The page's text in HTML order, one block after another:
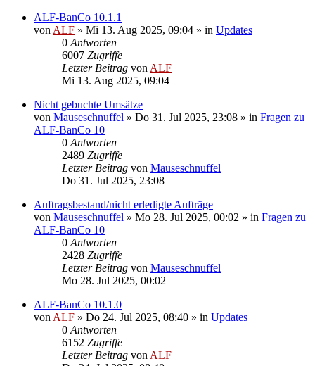
ALF-BanCo 10.1.1
von ALF » Mi 13. Aug 2025, 09:04 » in Updates
0 Antworten
6007 Zugriffe
Letzter Beitrag von ALF
Mi 13. Aug 2025, 09:04
Nicht gebuchte Umsätze
von Mauseschnuffel » Do 31. Jul 2025, 23:08 » in Fragen zu
ALF-BanCo 10
0 Antworten
2489 Zugriffe
Letzter Beitrag von Mauseschnuffel
Do 31. Jul 2025, 23:08
Auftragsbestand/nicht erledigte Aufträge
von Mauseschnuffel » Mo 28. Jul 2025, 00:02 » in Fragen zu
ALF-BanCo 10
0 Antworten
2428 Zugriffe
Letzter Beitrag von Mauseschnuffel
Mo 28. Jul 2025, 00:02
ALF-BanCo 10.1.0
von ALF » Do 24. Jul 2025, 08:40 » in Updates
0 Antworten
6152 Zugriffe
Letzter Beitrag von ALF